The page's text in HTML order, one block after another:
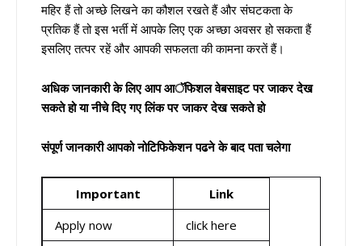
महिर हैं तो अच्छे लिखने का कौशल रखते हैं और संघटकता के
प्रतिक हैं तो इस भर्ती में आपके लिए एक अच्छा अवसर हो सकता हैं
इसलिए तत्पर रहें और आपकी सफलता की कामना करतें हैं।
अधिक जानकारी के लिए आप आॅफिशल वेबसाइट पर जाकर देख
सकते हो या नीचे दिए गए लिंक पर जाकर देख सकते हो
संपूर्ण जानकारी आपको नोटिफिकेशन पढने के बाद पता चलेगा
Important
Link
Apply now
click here